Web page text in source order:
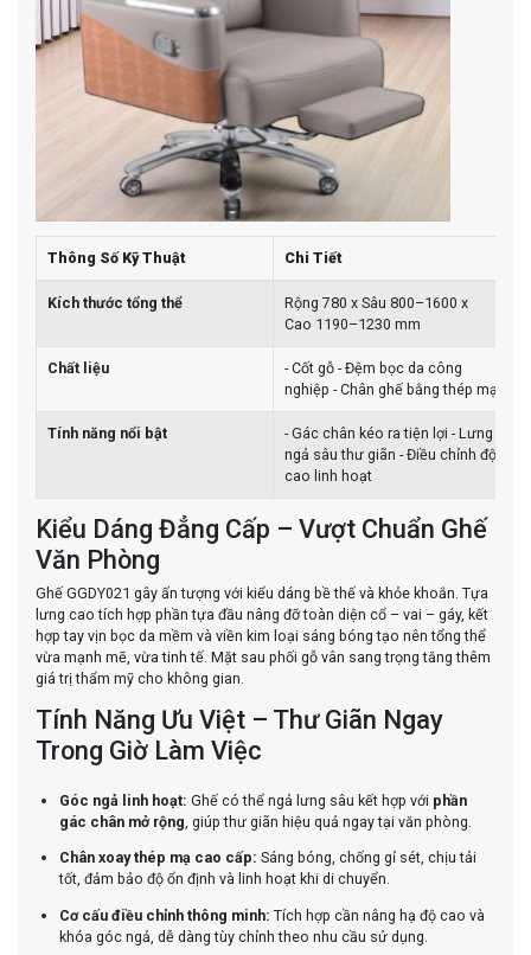
Thông Số Kỹ Thuật Chi Tiết
Kích thước tổng thể
Rộng 780 x Sâu 800–1600 x
Cao 1190–1230 mm
Chất liệu
- Cốt gỗ - Đệm bọc da công
nghiệp - Chân ghế bằng thép mạ
Tính năng nổi bật
- Gác chân kéo ra tiện lợi - Lưng
ngả sâu thư giãn - Điều chỉnh độ
cao linh hoạt
Kiểu Dáng Đẳng Cấp – Vượt Chuẩn Ghế
Văn Phòng
Ghế GGDY021 gây ấn tượng với kiểu dáng bề thế và khỏe khoắn. Tựa
lưng cao tích hợp phần tựa đầu nâng đỡ toàn diện cổ – vai – gáy, kết
hợp tay vịn bọc da mềm và viền kim loại sáng bóng tạo nên tổng thể
vừa mạnh mẽ, vừa tinh tế. Mặt sau phối gỗ vân sang trọng tăng thêm
giá trị thẩm mỹ cho không gian.
Tính Năng Ưu Việt – Thư Giãn Ngay
Trong Giờ Làm Việc
Góc ngả linh hoạt: Ghế có thể ngả lưng sâu kết hợp với phần
gác chân mở rộng , giúp thư giãn hiệu quả ngay tại văn phòng.
Chân xoay thép mạ cao cấp: Sáng bóng, chống gỉ sét, chịu tải
tốt, đảm bảo độ ổn định và linh hoạt khi di chuyển.
Cơ cấu điều chỉnh thông minh: Tích hợp cần nâng hạ độ cao và
khóa góc ngả, dễ dàng tùy chỉnh theo nhu cầu sử dụng.